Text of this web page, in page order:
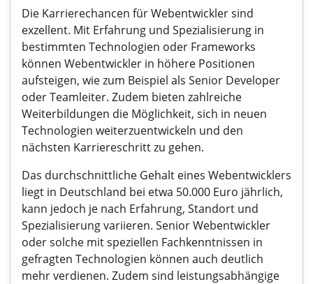
Die Karrierechancen für Webentwickler sind
exzellent. Mit Erfahrung und Spezialisierung in
bestimmten Technologien oder Frameworks
können Webentwickler in höhere Positionen
aufsteigen, wie zum Beispiel als Senior Developer
oder Teamleiter. Zudem bieten zahlreiche
Weiterbildungen die Möglichkeit, sich in neuen
Technologien weiterzuentwickeln und den
nächsten Karriereschritt zu gehen.
Das durchschnittliche Gehalt eines Webentwicklers
liegt in Deutschland bei etwa 50.000 Euro jährlich,
kann jedoch je nach Erfahrung, Standort und
Spezialisierung variieren. Senior Webentwickler
oder solche mit speziellen Fachkenntnissen in
gefragten Technologien können auch deutlich
mehr verdienen. Zudem sind leistungsabhängige